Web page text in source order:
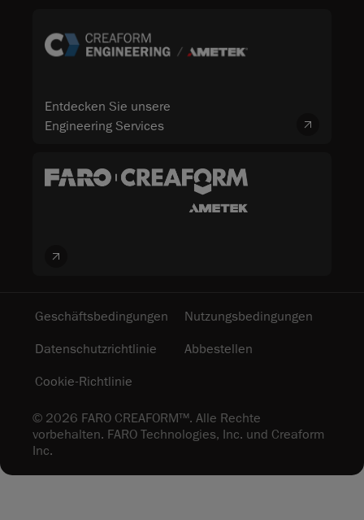
Entdecken Sie unsere
Engineering Services
© 2026 FARO CREAFORM™. Alle Rechte
vorbehalten. FARO Technologies, Inc. und Creaform
Inc.
Geschäftsbedingungen
Nutzungsbedingungen
Datenschutzrichtlinie
Abbestellen
Cookie-Richtlinie